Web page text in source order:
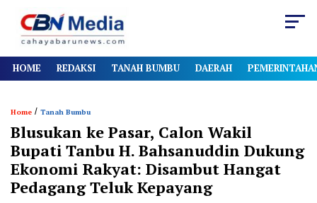
HOME REDAKSI TANAH BUMBU DAERAH
Home / Tanah Bumbu
Blusukan ke Pasar, Calon Wakil
Bupati Tanbu H. Bahsanuddin Dukung
Ekonomi Rakyat: Disambut Hangat
Pedagang Teluk Kepayang